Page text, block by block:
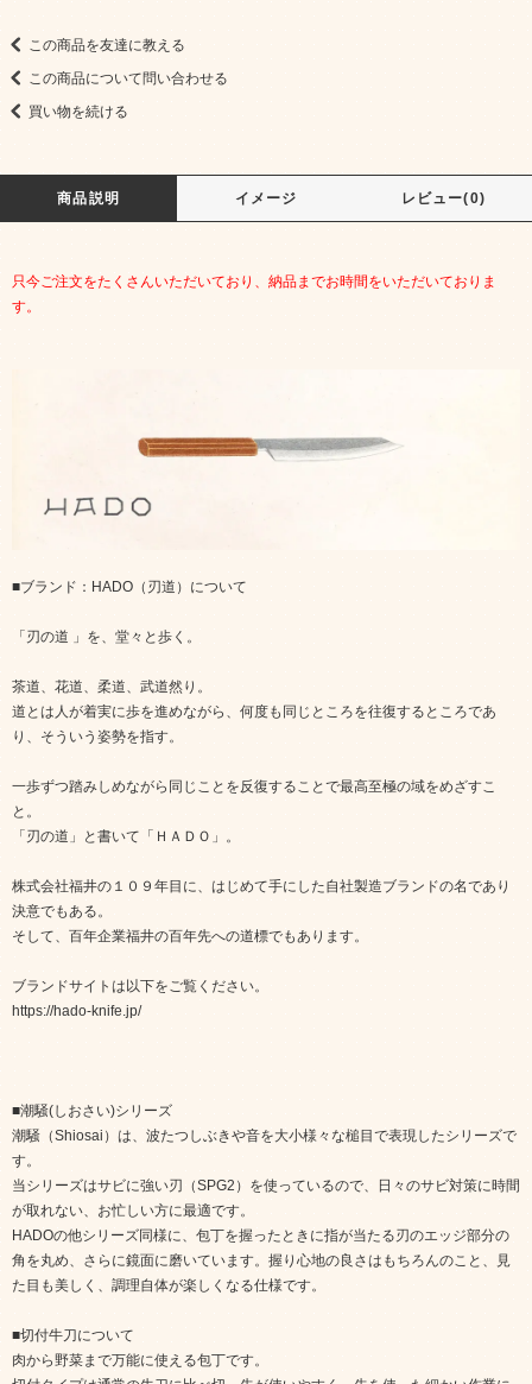
この商品を友達に教える
この商品について問い合わせる
買い物を続ける
商品説明 イメージ レビュー(0)
只今ご注文をたくさんいただいており、納品までお時間をいただいておりま
す。
■ブランド：HADO（刃道）について
「刃の道 」を、堂々と歩く。
茶道、花道、柔道、武道然り。
道とは人が着実に歩を進めながら、何度も同じところを往復するところであ
り、そういう姿勢を指す。
一歩ずつ踏みしめながら同じことを反復することで最高至極の域をめざすこ
と。
「刃の道」と書いて「ＨＡＤＯ」。
株式会社福井の１０９年目に、はじめて手にした自社製造ブランドの名であり
決意でもある。
そして、百年企業福井の百年先への道標でもあります。
ブランドサイトは以下をご覧ください。
https://hado-knife.jp/
■潮騒(しおさい)シリーズ
潮騒（Shiosai）は、波たつしぶきや音を大小様々な槌目で表現したシリーズで
す。
当シリーズはサビに強い刃（SPG2）を使っているので、日々のサビ対策に時間
が取れない、お忙しい方に最適です。
HADOの他シリーズ同様に、包丁を握ったときに指が当たる刃のエッジ部分の
角を丸め、さらに鏡面に磨いています。握り心地の良さはもちろんのこと、見
た目も美しく、調理自体が楽しくなる仕様です。
■切付牛刀について
肉から野菜まで万能に使える包丁です。